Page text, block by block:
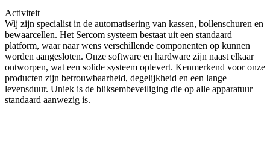
Activiteit
Wij zijn specialist in de automatisering van kassen, bollenschuren en
bewaarcellen. Het Sercom systeem bestaat uit een standaard
platform, waar naar wens verschillende componenten op kunnen
worden aangesloten. Onze software en hardware zijn naast elkaar
ontworpen, wat een solide systeem oplevert. Kenmerkend voor onze
producten zijn betrouwbaarheid, degelijkheid en een lange
levensduur. Uniek is de bliksembeveiliging die op alle apparatuur
standaard aanwezig is.